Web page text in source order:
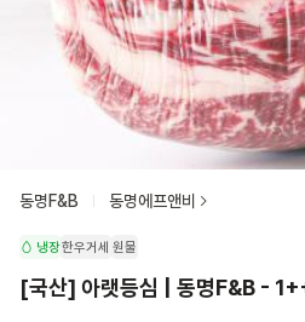
동명F&B 동명에프앤비
냉장한우거세 원물
[국산] 아랫등심 | 동명F&B -